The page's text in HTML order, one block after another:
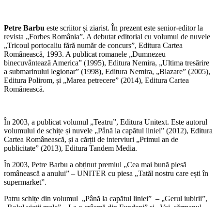
Petre Barbu este scriitor și ziarist. În prezent este senior-editor la
revista „Forbes România”. A debutat editorial cu volumul de nuvele
„Tricoul portocaliu fără număr de concurs”, Editura Cartea
Românească, 1993. A publicat romanele „Dumnezeu
binecuvântează America” (1995), Editura Nemira, „Ultima tresărire
a submarinului legionar” (1998), Editura Nemira, „Blazare” (2005),
Editura Polirom, și „Marea petrecere” (2014), Editura Cartea
Românească.
În 2003, a publicat volumul „Teatru”, Editura Unitext. Este autorul
volumului de schițe și nuvele „Până la capătul liniei” (2012), Editura
Cartea Românească, și a cărții de interviuri „Primul an de
publicitate” (2013), Editura Tandem Media.
În 2003, Petre Barbu a obținut premiul „Cea mai bună piesă
românească a anului” – UNITER cu piesa „Tatăl nostru care ești în
supermarket”.
Patru schițe din volumul „Până la capătul liniei” – „Gerul iubirii”,